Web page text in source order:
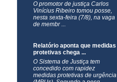
O promotor de justiça Carlos
Vinícius Ribeiro tomou posse,
nesta sexta-feira (7/8), na vaga
de membr ...
Relatório aponta que medidas
protetivas chega ...
O Sistema de Justiça tem
concedido com rapidez
medidas protetivas de urgência
O Comitê Executivo Nacional
do Programa Destrava,
coordenado pelo Conselho
Nacional de Justiça (CNJ) ...
CNJ entrega proposta para
desenvolvimento do ...
O Conselho Nacional de
Justiça (CNJ) e o Tribunal de
Justiça do Distrito Federal e